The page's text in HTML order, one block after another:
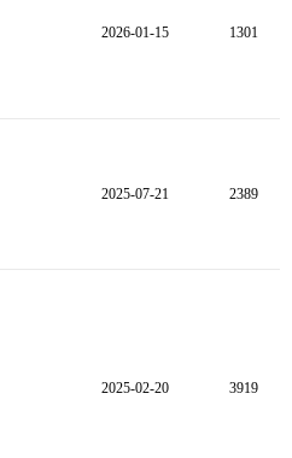
2026-01-15 1301
2025-07-21 2389
2025-02-20 3919